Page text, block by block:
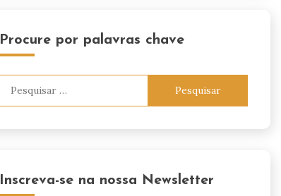
Procure por palavras chave
Inscreva-se na nossa Newsletter